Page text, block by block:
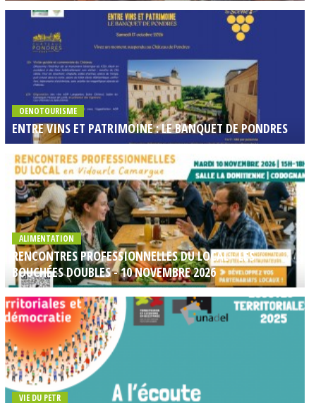
OENOTOURISME
ENTRE VINS ET PATRIMOINE : LE BANQUET DE PONDRES
ALIMENTATION
RENCONTRES PROFESSIONNELLES DU LOCAL - LES
BOUCHÉES DOUBLES - 10 NOVEMBRE 2026
VIE DU PETR